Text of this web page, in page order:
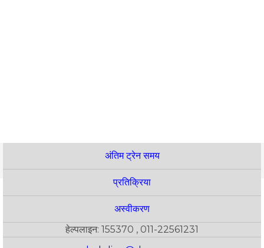
अंतिम ट्रेन समय
प्रतिक्रिया
अस्वीकरण
हेल्पलाइन: 155370 , 011-22561231